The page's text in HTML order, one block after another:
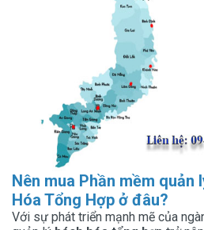
Nên mua Phần mềm quản
Hóa Tổng Hợp ở đâu?
Với sự phát triển mạnh mẽ của